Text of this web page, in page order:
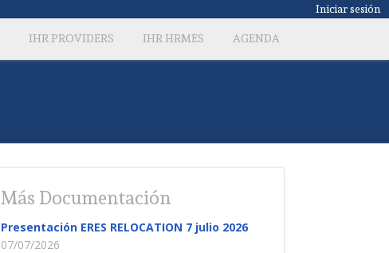
Iniciar sesión
IHR PROVIDERS IHR HRMES AGENDA
Más Documentación
Presentación ERES RELOCATION 7 julio 2026
07/07/2026